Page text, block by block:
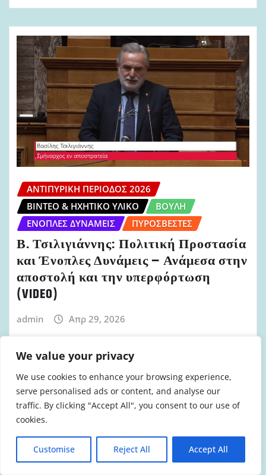
We value your privacy
We use cookies to enhance your browsing experience,
serve personalised ads or content, and analyse our
traffic. By clicking "Accept All", you consent to our use of
cookies.
Customise Reject All Accept All
ΑΝΤΙΠΥΡΙΚΉ ΠΕΡΊΟΔΟΣ 2026
ΒΊΝΤΕΟ & ΗΧΗΤΙΚΌ ΥΛΙΚΌ
ΒΟΥΛΉ
ΈΝΟΠΛΕΣ ΔΥΝΆΜΕΙΣ
ΠΥΡΟΣΒΈΣΤΕΣ
Β. Τσιλιγιάννης: Πολιτική Προστασία
και Ένοπλες Δυνάμεις – Ανάμεσα στην
αποστολή και την υπερφόρτωση
(VIDEO)
admin Απρ 29, 2026